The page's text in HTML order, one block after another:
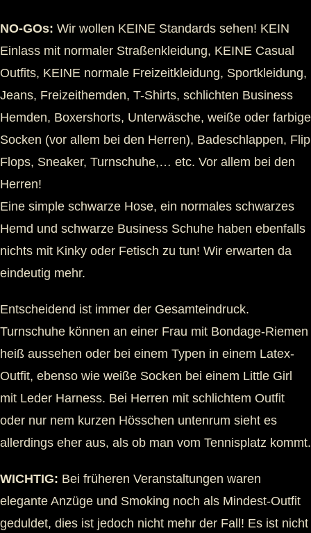
NO-GOs: Wir wollen KEINE Standards sehen! KEIN
Einlass mit normaler Straßenkleidung, KEINE Casual
Outfits, KEINE normale Freizeitkleidung, Sportkleidung,
Jeans, Freizeithemden, T-Shirts, schlichten Business
Hemden, Boxershorts, Unterwäsche, weiße oder farbige
Socken (vor allem bei den Herren), Badeschlappen, Flip
Flops, Sneaker, Turnschuhe,… etc. Vor allem bei den
Herren!
Eine simple schwarze Hose, ein normales schwarzes
Hemd und schwarze Business Schuhe haben ebenfalls
nichts mit Kinky oder Fetisch zu tun! Wir erwarten da
eindeutig mehr.
Entscheidend ist immer der Gesamteindruck.
Turnschuhe können an einer Frau mit Bondage-Riemen
heiß aussehen oder bei einem Typen in einem Latex-
Outfit, ebenso wie weiße Socken bei einem Little Girl
mit Leder Harness. Bei Herren mit schlichtem Outfit
oder nur nem kurzen Hösschen untenrum sieht es
allerdings eher aus, als ob man vom Tennisplatz kommt.
WICHTIG: Bei früheren Veranstaltungen waren
elegante Anzüge und Smoking noch als Mindest-Outfit
geduldet, dies ist jedoch nicht mehr der Fall! Es ist nicht